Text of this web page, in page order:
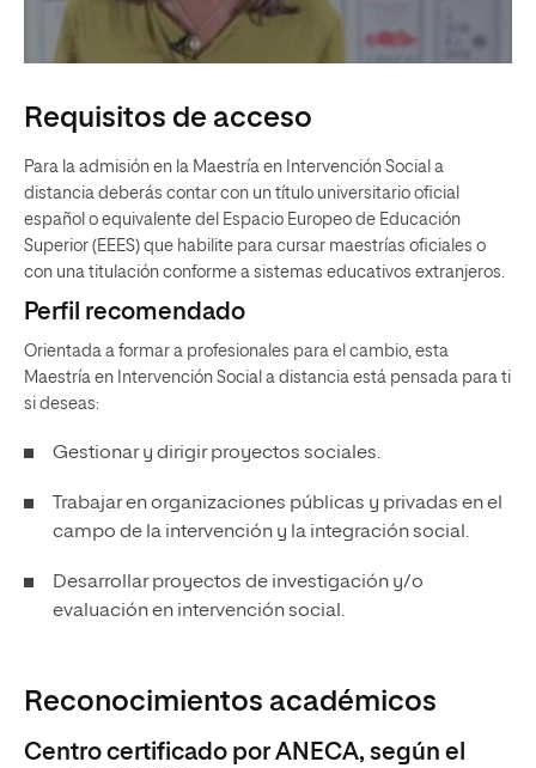
Requisitos de acceso
Para la admisión en la Maestría en Intervención Social a
distancia deberás contar con un título universitario oficial
español o equivalente del Espacio Europeo de Educación
Superior (EEES) que habilite para cursar maestrías oficiales o
con una titulación conforme a sistemas educativos extranjeros.
Perfil recomendado
Orientada a formar a profesionales para el cambio, esta
Maestría en Intervención Social a distancia está pensada para ti
si deseas:
Gestionar y dirigir proyectos sociales.
Trabajar en organizaciones públicas y privadas en el
campo de la intervención y la integración social.
Desarrollar proyectos de investigación y/o
evaluación en intervención social.
Reconocimientos académicos
Centro certificado por ANECA, según el